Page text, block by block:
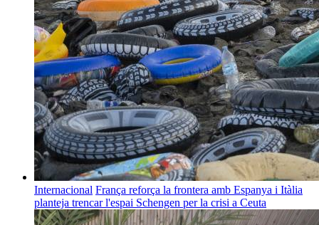
Internacional França reforça la frontera amb Espanya i Itàlia
planteja trencar l'espai Schengen per la crisi a Ceuta